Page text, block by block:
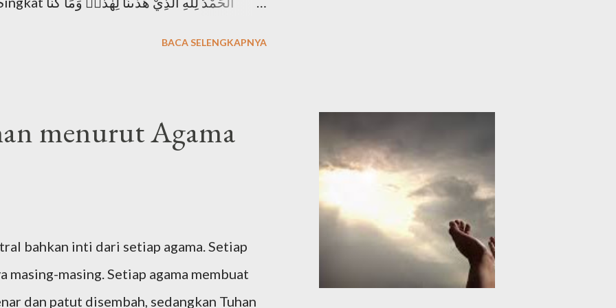
الْحَمْدُلِلَّه رَبِّ الْعَالَمِيْنَ وَالصَّلاَةُ وَالسَّلاَمُ
puji bagi Allah Tuhan seluruh alam.
BACA SELENGKAPNYA
menurut Agama
bahkan inti dari setiap agama. Setiap
masing-masing. Setiap agama membuat
dan patut disembah, sedangkan Tuhan